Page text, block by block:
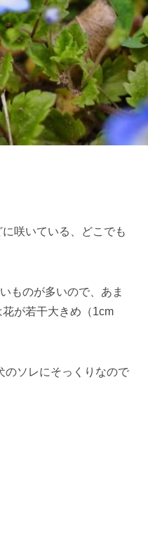
咲いている、どこでも
ものが多いので、あま
が若干大きめ（1cm
のソレにそっくりなので